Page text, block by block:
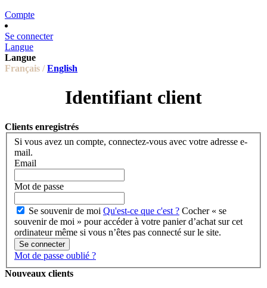
Compte
Se connecter
Langue
Langue
Français / English
Identifiant client
Clients enregistrés
Si vous avez un compte, connectez-vous avec votre adresse e-
mail.
Email
Mot de passe
Se souvenir de moi Qu'est-ce que c'est ? Cocher « se
souvenir de moi » pour accéder à votre panier d’achat sur cet
ordinateur même si vous n’êtes pas connecté sur le site.
Se connecter
Mot de passe oublié ?
Nouveaux clients